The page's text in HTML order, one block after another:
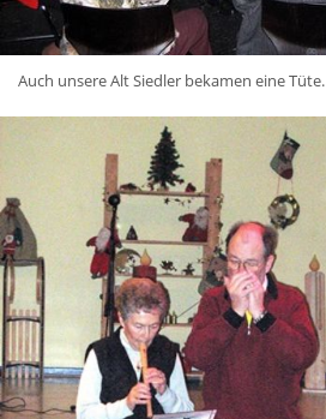
Auch unsere Alt Siedler bekamen eine Tüte.